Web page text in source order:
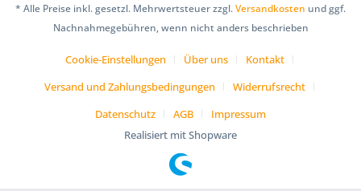
* Alle Preise inkl. gesetzl. Mehrwertsteuer zzgl.Versandkosten und ggf.
Nachnahmegebühren, wenn nicht anders beschrieben
Cookie-Einstellungen Über uns
Kontakt
Versand und Zahlungsbedingungen
Widerrufsrecht
Datenschutz
AGB
Impressum
Realisiert mit Shopware